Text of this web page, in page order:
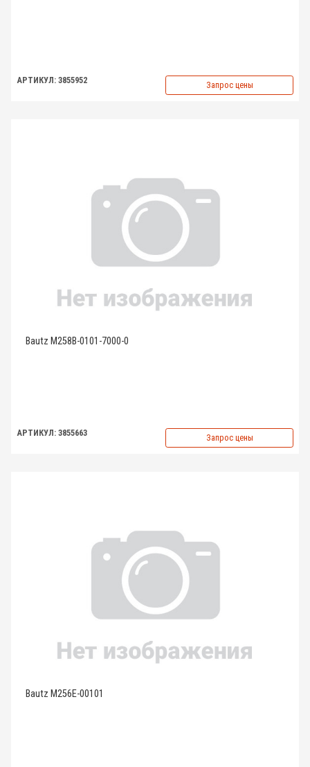
АРТИКУЛ: 3855952 Запрос цены
Bautz M258B-0101-7000-0
АРТИКУЛ: 3855663 Запрос цены
Bautz M256E-00101